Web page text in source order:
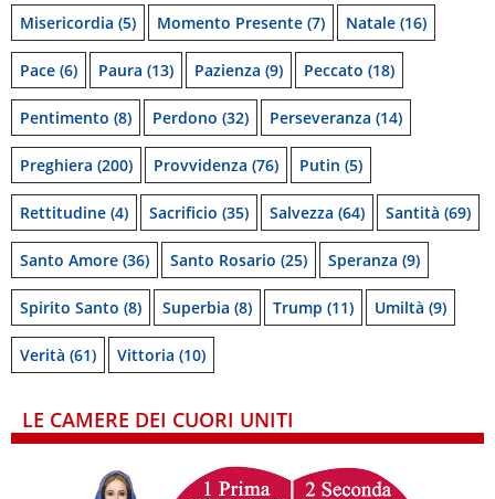
Misericordia (5) Momento Presente (7) Natale (16)
Pace (6) Paura (13) Pazienza (9) Peccato (18)
Pentimento (8) Perdono (32) Perseveranza (14)
Preghiera (200) Provvidenza (76) Putin (5)
Rettitudine (4) Sacrificio (35) Salvezza (64) Santità (69)
Santo Amore (36) Santo Rosario (25) Speranza (9)
Spirito Santo (8) Superbia (8) Trump (11) Umiltà (9)
Verità (61) Vittoria (10)
LE CAMERE DEI CUORI UNITI